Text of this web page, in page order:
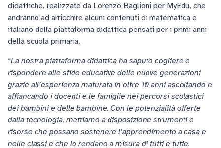
didattiche, realizzate da Lorenzo Baglioni per MyEdu, che
andranno ad arricchire alcuni contenuti di matematica e
italiano della piattaforma didattica pensati per i primi anni
della scuola primaria.
“La nostra piattaforma didattica ha saputo cogliere e
rispondere alle sfide educative delle nuove generazioni
grazie all’esperienza maturata in oltre 10 anni ascoltando e
affiancando i docenti e le famiglie nei percorsi scolastici
dei bambini e delle bambine. Con le potenzialità offerte
dalla tecnologia, mettiamo a disposizione strumenti e
risorse che possano sostenere l’apprendimento a casa e
nelle classi e che lo rendano a misura di tutti e tutte.